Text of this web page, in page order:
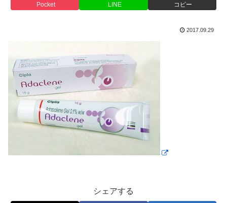
Pocket LINE コピー
2017.09.29
シェアする